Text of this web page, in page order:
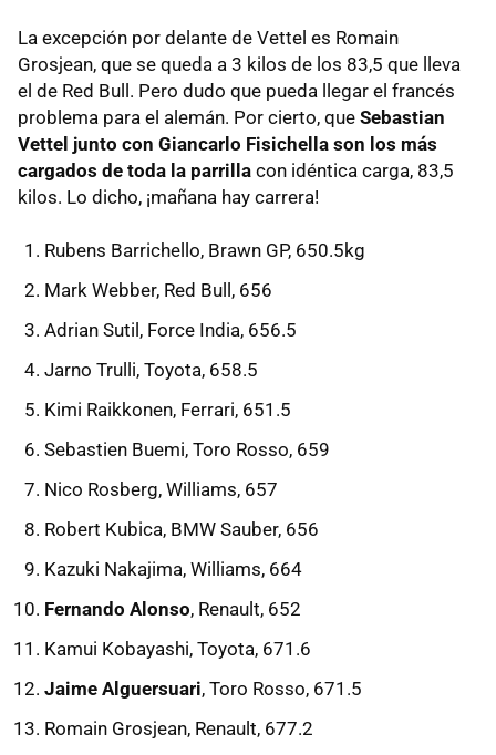
La excepción por delante de Vettel es Romain
Grosjean, que se queda a 3 kilos de los 83,5 que lleva
el de Red Bull. Pero dudo que pueda llegar el francés
problema para el alemán. Por cierto, que Sebastian
Vettel junto con Giancarlo Fisichella son los más
cargados de toda la parrilla con idéntica carga, 83,5
kilos. Lo dicho, ¡mañana hay carrera!
Rubens Barrichello, Brawn GP, 650.5kg
Mark Webber, Red Bull, 656
Adrian Sutil, Force India, 656.5
Jarno Trulli, Toyota, 658.5
Kimi Raikkonen, Ferrari, 651.5
Sebastien Buemi, Toro Rosso, 659
Nico Rosberg, Williams, 657
Robert Kubica, BMW Sauber, 656
Kazuki Nakajima, Williams, 664
Fernando Alonso, Renault, 652
Kamui Kobayashi, Toyota, 671.6
Jaime Alguersuari, Toro Rosso, 671.5
Romain Grosjean, Renault, 677.2